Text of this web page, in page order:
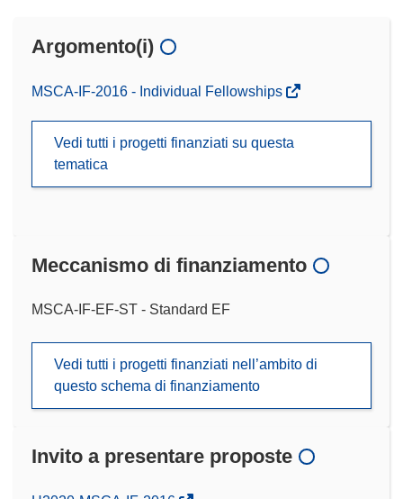
Argomento(i)
MSCA-IF-2016 - Individual Fellowships
Vedi tutti i progetti finanziati su questa
tematica
Meccanismo di finanziamento
MSCA-IF-EF-ST - Standard EF
Vedi tutti i progetti finanziati nell’ambito di
questo schema di finanziamento
Invito a presentare proposte